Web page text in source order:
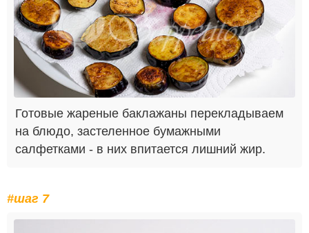
Готовые жареные баклажаны перекладываем
на блюдо, застеленное бумажными
салфетками - в них впитается лишний жир.
#шаг 7